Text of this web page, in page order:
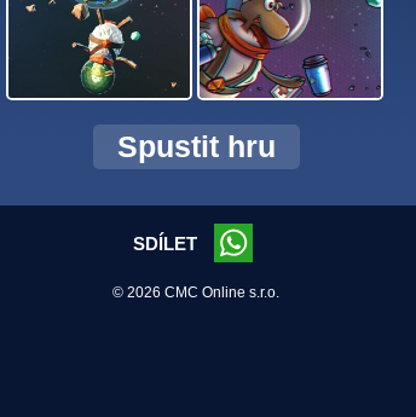
Spustit hru
SDÍLET
© 2026 CMC Online s.r.o.